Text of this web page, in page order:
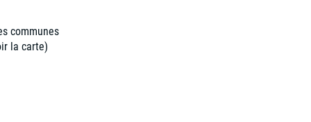
communes
la carte)